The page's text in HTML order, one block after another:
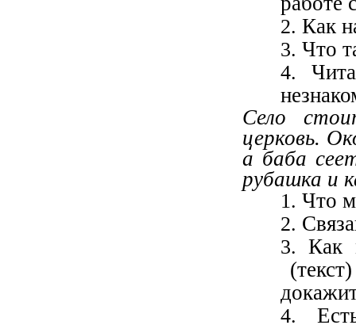
Как
Что
Село
церковь.
а баба
рубашка и
Что
Как